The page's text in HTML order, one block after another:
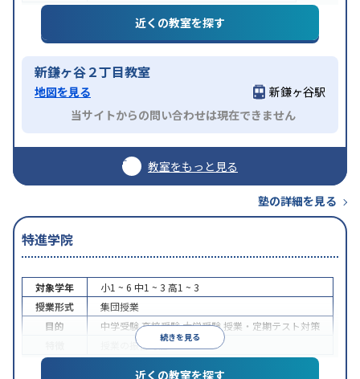
近くの教室を探す
新鎌ヶ谷２丁目教室
地図を見る
新鎌ヶ谷駅
当サイトからの問い合わせは現在できません
教室をもっと見る
塾の詳細を見る
特進学院
続きを見る
対象学年 小1 ~ 6 中1 ~ 3 高1 ~ 3
授業形式
集団授業
目的
中学受験高校受験大学受験 授業・定期テスト対策
授業の振替可能
近くの教室を探す